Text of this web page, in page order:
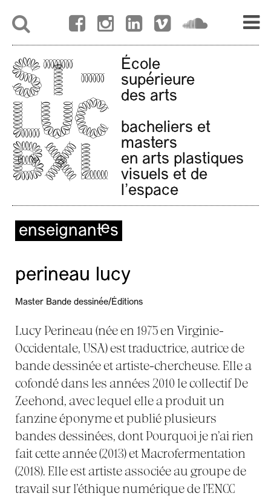
École
supérieure
des arts
bacheliers et
masters
en arts plastiques
visuels et de
l'espace
enseignant·es
perineau lucy
Master Bande dessinée/Éditions
Lucy Perineau (née en 1975 en Virginie-
Occidentale, USA) est traductrice, autrice de
bande dessinée et artiste-chercheuse. Elle a
cofondé dans les années 2010 le collectif De
Zeehond, avec lequel elle a produit un
fanzine éponyme et publié plusieurs
bandes dessinées, dont Pourquoi je n’ai rien
fait cette année (2013) et Macrofermentation
(2018). Elle est artiste associée au groupe de
travail sur l’éthique numérique de l’ENCC